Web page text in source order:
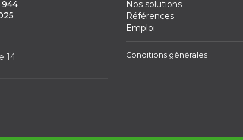
944
14
Nos solutions
Références
Emploi
Conditions générales